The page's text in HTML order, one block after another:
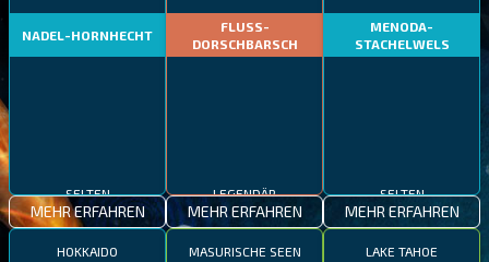
NADEL-HORNHECHT
SELTEN
MEHR ERFAHREN
FLUSS-
DORSCHBARSCH
LEGENDÄR
MEHR ERFAHREN
MENODA-
STACHELWELS
SELTEN
MEHR ERFAHREN
HOKKAIDO MASURISCHE SEEN LAKE TAHOE